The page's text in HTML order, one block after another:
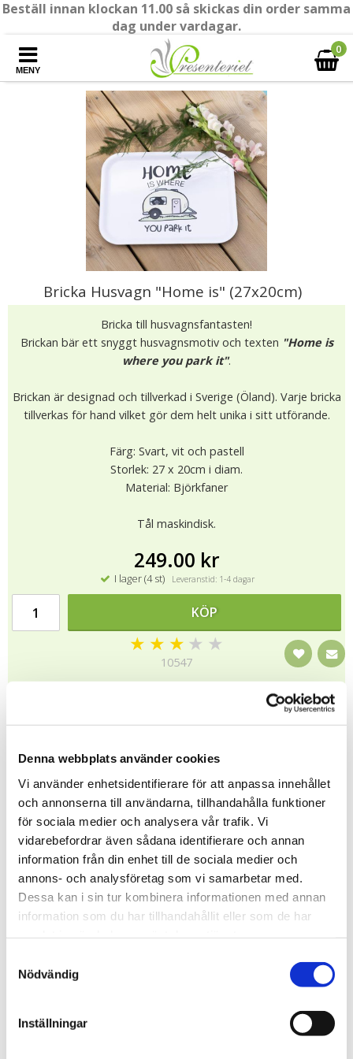
Denna webbplats använder cookies
Vi använder enhetsidentifierare för att anpassa innehållet
och annonserna till användarna, tillhandahålla funktioner
för sociala medier och analysera vår trafik. Vi
vidarebefordrar även sådana identifierare och annan
information från din enhet till de sociala medier och
annons- och analysföretag som vi samarbetar med.
Dessa kan i sin tur kombinera informationen med annan
information som du har tillhandahållit eller som de har
Nödvändig
Inställningar
Beställ innan klockan 11.00 så skickas din order samma
dag under vardagar.
MENY
0
Bricka Husvagn "Home is" (27x20cm)
Bricka till husvagnsfantasten!
Brickan bär ett snyggt husvagnsmotiv och texten "Home is
where you park it".
Brickan är designad och tillverkad i Sverige (Öland). Varje bricka
tillverkas för hand vilket gör dem helt unika i sitt utförande.
Färg: Svart, vit och pastell
Storlek: 27 x 20cm i diam.
Material: Björkfaner
Tål maskindisk.
249.00 kr
I lager (4 st) Leveranstid: 1-4 dagar
KÖP
★ ★ ★ ★ ★
10547
Alla brickor från Mellow Design handtillverkas i småsklighet i
Småland. Varje bricka är dämed unik i sitt utförande.
Tipsa
Upptäck mer
Mellow Design
Brickor
Gå-bort-presenter
Julklappar till pappa
Presenter till Morfar/Farfar
Julklappar till farfar/morfar